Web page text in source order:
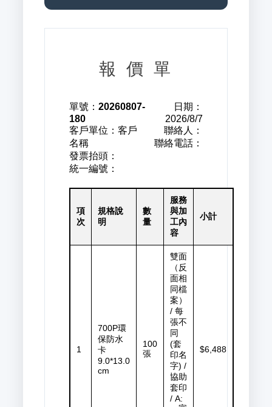
報 價 單
單號： 20260807-
180
客戶單位： 客戶
名稱
發票抬頭：
統一編號：
日期：
2026/8/7
聯絡人：
聯絡電話：
項
次
規格說
明
數
量
服務
與加
工內
容
小計
1
700P環
保防水
卡
9.0*13.0
cm
100
張
雙面
（反
面相
同檔
案）
/ 每
張不
同
(套
印名
字) /
協助
套印
/ A:
$6,488